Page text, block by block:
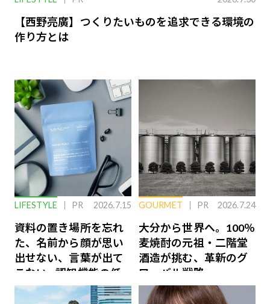
【西野亮廣】つくりたいものを追求できる環境の
作り方とは
LIFESTYLE PR 2026.7.15
資料の置き場所を忘れ
た、名前から顔が思い
出せない、言葉が出て
こない…認知機能の低
下を救う、脳のインナ
GOURMET PR 2026.7.24
大分から世界へ。100％
麦焼酎の元祖・二階堂
酒造が挑む、革新のグ
ローバル戦略